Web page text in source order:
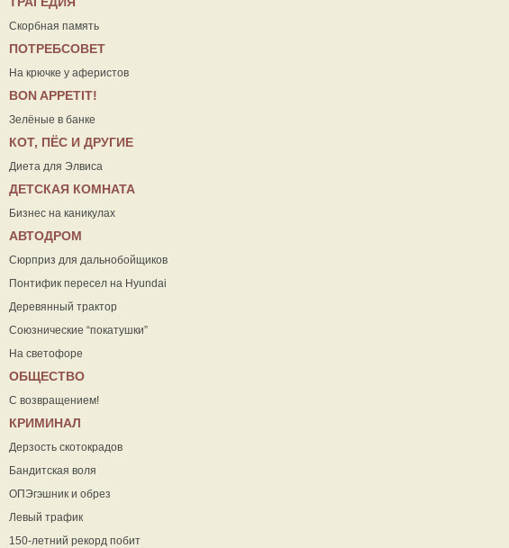
Скорбная память
ПОТРЕБСОВЕТ
На крючке у аферистов
ВON APPETIT!
Зелёные в банке
КОТ, ПЁС И ДРУГИЕ
Диета для Элвиса
ДЕТСКАЯ КОМНАТА
Бизнес на каникулах
АВТОДРОМ
Сюрприз для дальнобойщиков
Понтифик пересел на Hyundai
Деревянный трактор
Союзнические “покатушки”
На светофоре
ОБЩЕСТВО
С возвращением!
КРИМИНАЛ
Дерзость скотокрадов
Бандитская воля
ОПЭгэшник и обрез
Левый трафик
150-летний рекорд побит